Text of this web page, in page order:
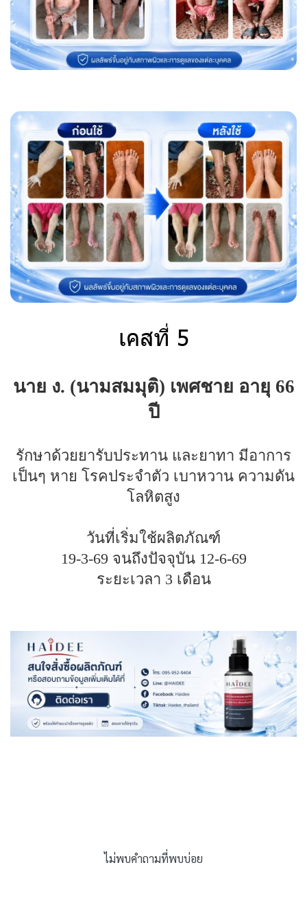
เคสที่ 5
นาย ง. (นามสมมุติ) เพศชาย อายุ 66
ปี
รักษาด้วยยารับประทาน และยาทา มีอาการ
เป็นๆ หาย โรคประจำตัว เบาหวาน ความดัน
โลหิตสูง
วันที่เริ่มใช้ผลิตภัณฑ์
19-3-69 จนถึงปัจจุบัน 12-6-69
ระยะเวลา 3 เดือน
ไม่พบคำถามที่พบบ่อย